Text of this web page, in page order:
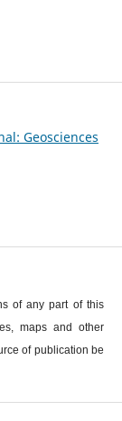
Geosciences
of any part of this
maps and other
of publication be